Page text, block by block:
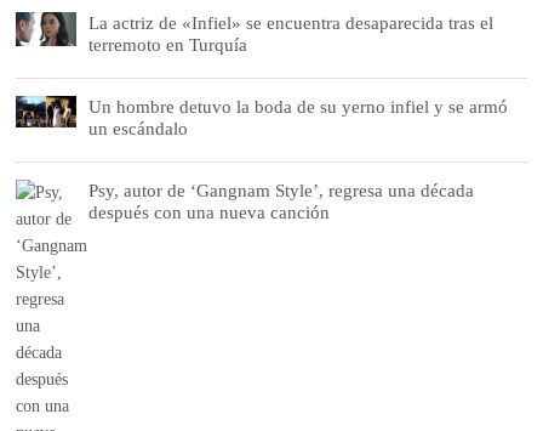
La actriz de «Infiel» se encuentra desaparecida tras el
terremoto en Turquía
Un hombre detuvo la boda de su yerno infiel y se armó
un escándalo
Psy, autor de ‘Gangnam Style’, regresa una década
después con una nueva canción